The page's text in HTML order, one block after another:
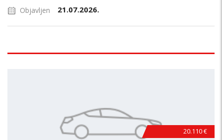
Objavljen 21.07.2026.
20.110 €